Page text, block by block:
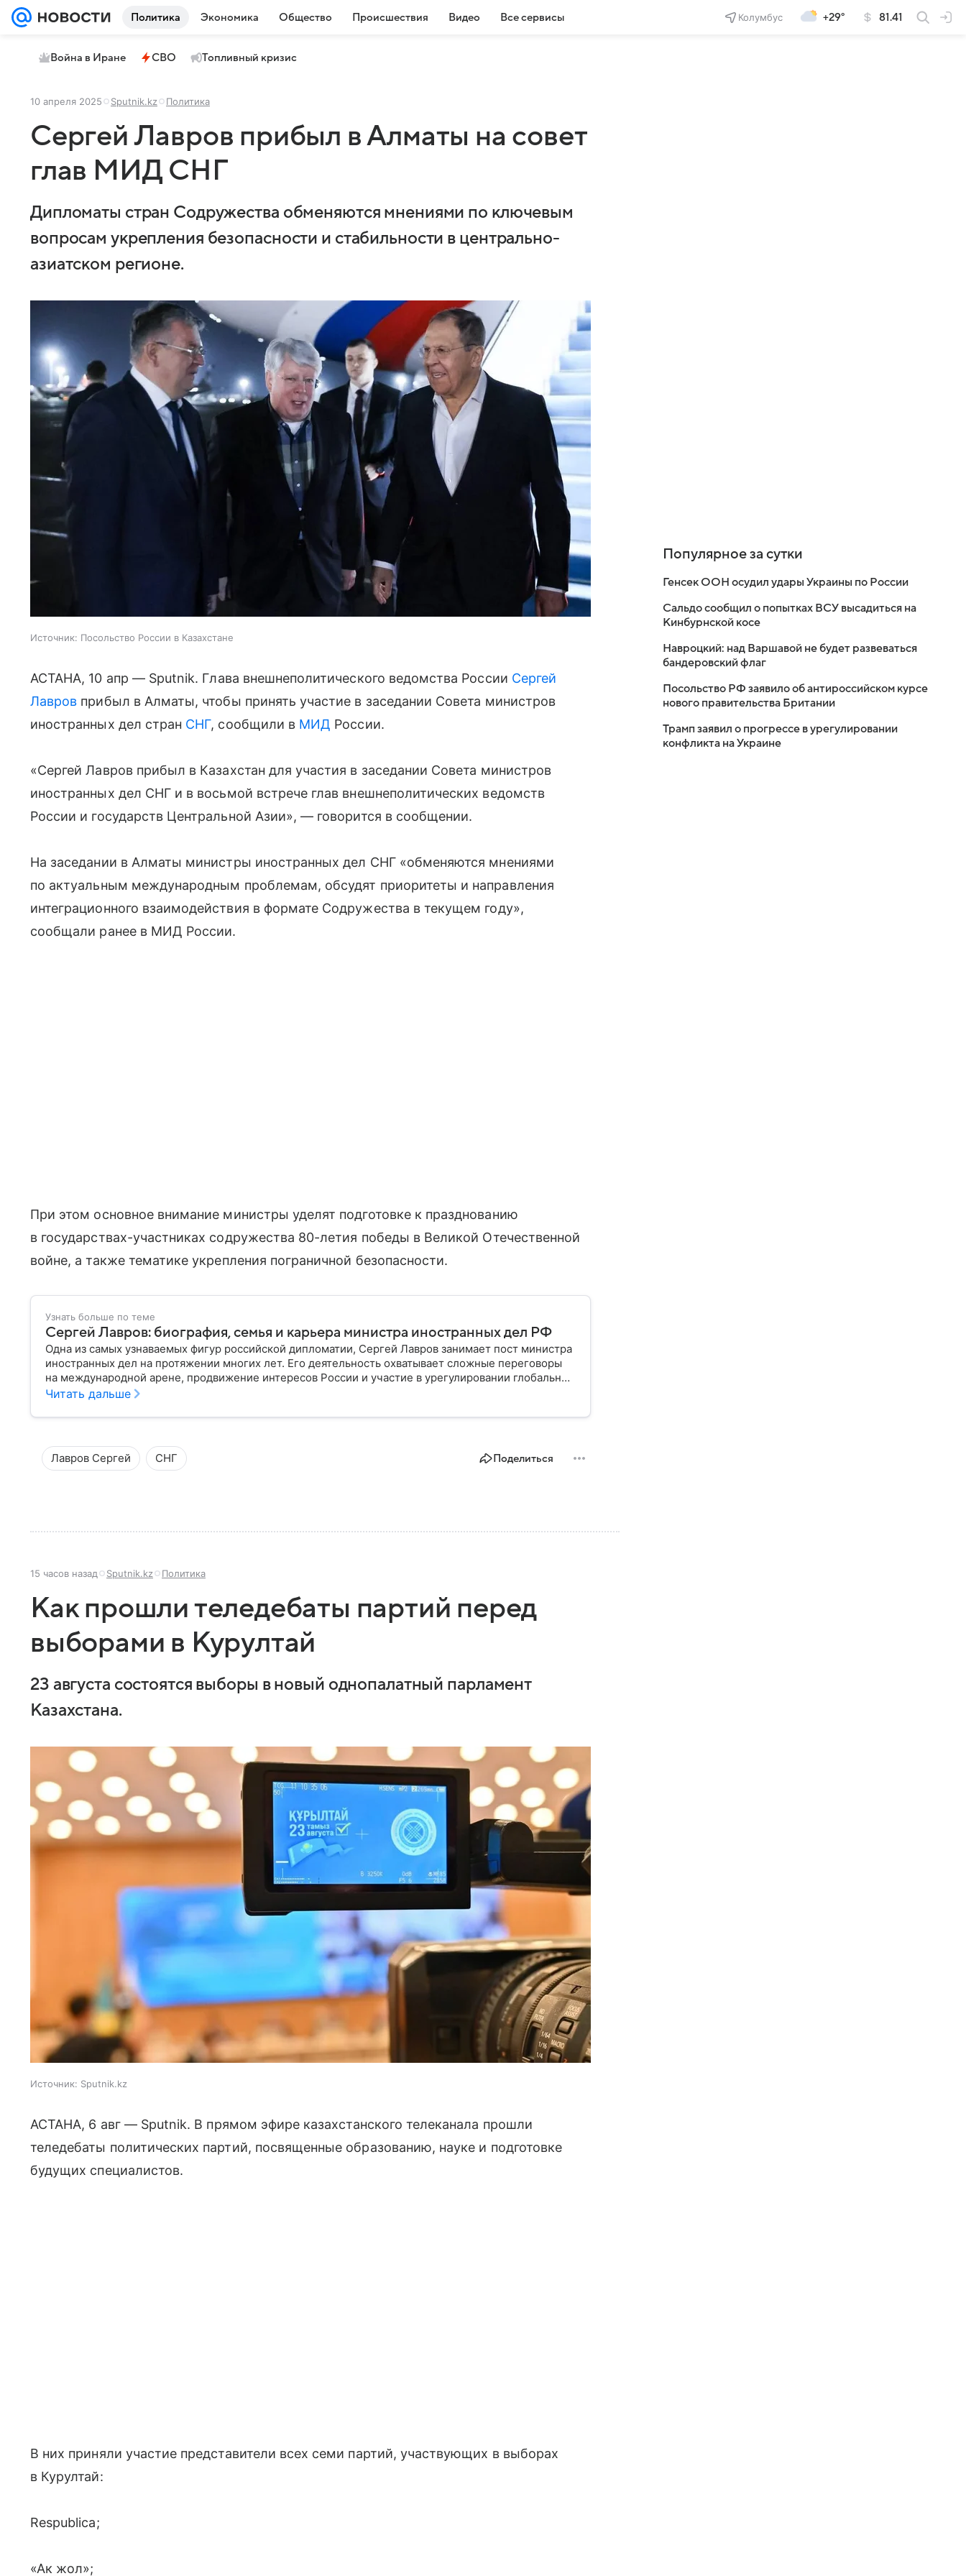
Политика Экономика Общество Происшествия Видео Все сервисы Колумбус +29° 81.41
Война в Иране СВО Топливный кризис
10 апреля 2025 Sputnik.kz Политика
Сергей Лавров прибыл в Алматы на совет
глав МИД СНГ
Дипломаты стран Содружества обменяются мнениями по ключевым
вопросам укрепления безопасности и стабильности в центрально-
азиатском регионе.
Источник: Посольство России в Казахстане
АСТАНА, 10 апр — Sputnik. Глава внешнеполитического ведомства России Сергей
Лавров прибыл в Алматы, чтобы принять участие в заседании Совета министров
иностранных дел стран СНГ, сообщили в МИД России.
«Сергей Лавров прибыл в Казахстан для участия в заседании Совета министров
иностранных дел СНГ и в восьмой встрече глав внешнеполитических ведомств
России и государств Центральной Азии», — говорится в сообщении.
На заседании в Алматы министры иностранных дел СНГ «обменяются мнениями
по актуальным международным проблемам, обсудят приоритеты и направления
интеграционного взаимодействия в формате Содружества в текущем году»,
сообщали ранее в МИД России.
При этом основное внимание министры уделят подготовке к празднованию
в государствах-участниках содружества 80-летия победы в Великой Отечественной
войне, а также тематике укрепления пограничной безопасности.
Узнать больше по теме
Сергей Лавров: биография, семья и карьера министра иностранных дел РФ
Одна из самых узнаваемых фигур российской дипломатии, Сергей Лавров занимает пост министра
иностранных дел на протяжении многих лет. Его деятельность охватывает сложные переговоры
на международной арене, продвижение интересов России и участие в урегулировании глобальных
конфликтов. Собрали главное из его биографии.
Читать дальше
Лавров Сергей СНГ Поделиться
15 часов назад Sputnik.kz Политика
Как прошли теледебаты партий перед
выборами в Курултай
23 августа состоятся выборы в новый однопалатный парламент
Казахстана.
Источник: Sputnik.kz
АСТАНА, 6 авг — Sputnik. В прямом эфире казахстанского телеканала прошли
теледебаты политических партий, посвященные образованию, науке и подготовке
будущих специалистов.
В них приняли участие представители всех семи партий, участвующих в выборах
в Курултай:
Respublica;
«Ак жол»;
Популярное за сутки
Генсек ООН осудил удары Украины по России
Сальдо сообщил о попытках ВСУ высадиться на
Кинбурнской косе
Навроцкий: над Варшавой не будет развеваться
бандеровский флаг
Посольство РФ заявило об антироссийском курсе
нового правительства Британии
Трамп заявил о прогрессе в урегулировании
конфликта на Украине